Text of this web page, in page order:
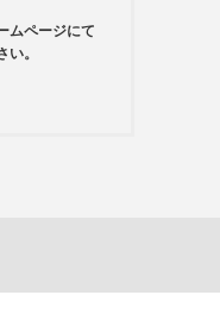
ムページにて
い。